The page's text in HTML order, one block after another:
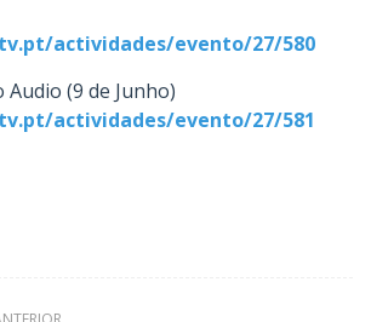
actividades/evento/27/580
Audio (9 de Junho)
actividades/evento/27/581